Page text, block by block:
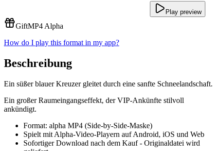
Play preview
GiftMP4 Alpha
How do I play this format in my app?
Beschreibung
Ein süßer blauer Kreuzer gleitet durch eine sanfte Schneelandschaft.
Ein großer Raumeingangseffekt, der VIP-Ankünfte stilvoll
ankündigt.
Format: alpha MP4 (Side-by-Side-Maske)
Spielt mit Alpha-Video-Playern auf Android, iOS und Web
Sofortiger Download nach dem Kauf - Originaldatei wird